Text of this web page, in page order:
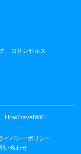
ロサンゼルス
HowTravelWiFi
イバシーポリシー
い合わせ